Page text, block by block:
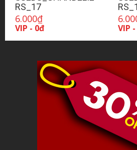
RS_17
6.000₫
VIP - 0đ VIP